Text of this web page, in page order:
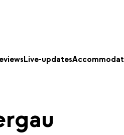
Live-updates